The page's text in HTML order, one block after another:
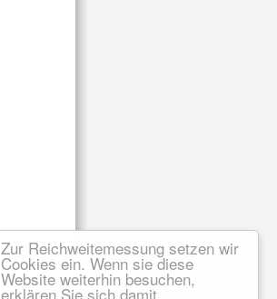
Zur Reichweitemessung setzen wir
Cookies ein. Wenn sie diese
Website weiterhin besuchen,
erklären Sie sich damit